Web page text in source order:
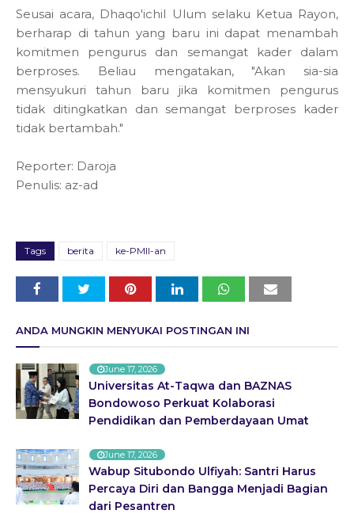
Seusai acara, Dhaqo'ichil Ulum selaku Ketua Rayon,
berharap di tahun yang baru ini dapat menambah
komitmen pengurus dan semangat kader dalam
berproses. Beliau mengatakan, "Akan sia-sia
mensyukuri tahun baru jika komitmen pengurus
tidak ditingkatkan dan semangat berproses kader
tidak bertambah."
Reporter: Daroja
Penulis: az-ad
Tags berita ke-PMII-an
ANDA MUNGKIN MENYUKAI POSTINGAN INI
June 17, 2026
Universitas At-Taqwa dan BAZNAS
Bondowoso Perkuat Kolaborasi
Pendidikan dan Pemberdayaan Umat
June 17, 2026
Wabup Situbondo Ulfiyah: Santri Harus
Percaya Diri dan Bangga Menjadi Bagian
dari Pesantren